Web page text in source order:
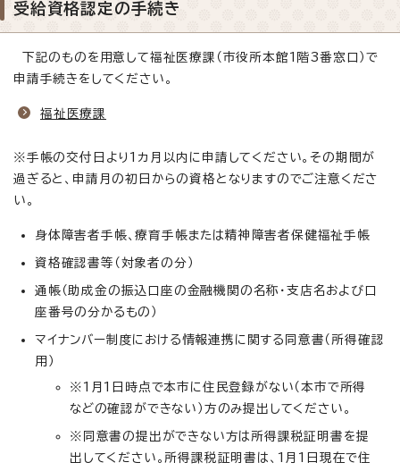
受給資格認定の手続き
下記のものを用意して福祉医療課（市役所本館1階3番窓口）で
申請手続きをしてください。
福祉医療課
※手帳の交付日より1カ月以内に申請してください。その期間が
過ぎると、申請月の初日からの資格となりますのでご注意くださ
い。
身体障害者手帳、療育手帳または精神障害者保健福祉手帳
資格確認書等（対象者の分）
通帳（助成金の振込口座の金融機関の名称・支店名および口
座番号の分かるもの）
マイナンバー制度における情報連携に関する同意書（所得確認
用）
※1月1日時点で本市に住民登録がない（本市で所得
などの確認ができない）方のみ提出してください。
※同意書の提出ができない方は所得課税証明書を提
出してください。所得課税証明書は、1月1日現在で住